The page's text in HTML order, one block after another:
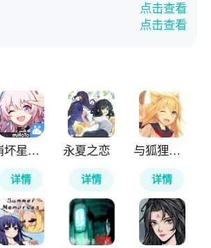
点击查看
点击查看
崩坏星穹铁道云游戏
详情
永夏之恋
详情
与狐狸的日常
详情